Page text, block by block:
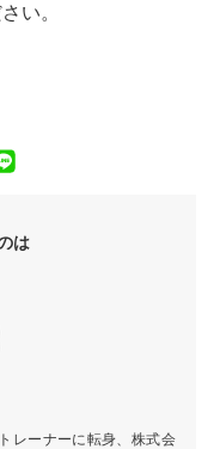
い。
は
レーナーに転身、株式会